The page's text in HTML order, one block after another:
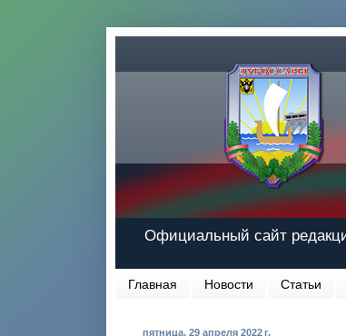
Официальный сайт
Главная Новости Статьи
пятница, 29 апреля 2022 г.